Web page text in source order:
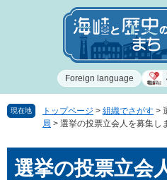
で
ば
Foreign language
現在地 トップページ > 組織でさがす >
局 > 選挙の投票立会人を募集し
文選挙の投票立会